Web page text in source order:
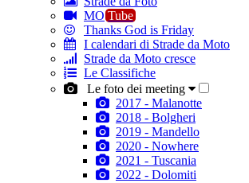
MO Tube
Thanks God is Friday
I calendari di Strade da Moto
Strade da Moto cresce
Le Classifiche
Le foto dei meeting
2017 - Malanotte
2018 - Bolgheri
2019 - Mandello
2020 - Nowhere
2021 - Tuscania
2022 - Dolomiti